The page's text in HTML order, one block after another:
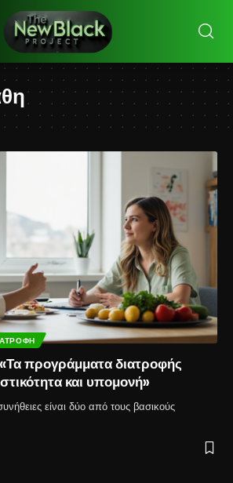
προγράμματα διατροφής
και υπομονή»
είναι δύο από τους βασικούς